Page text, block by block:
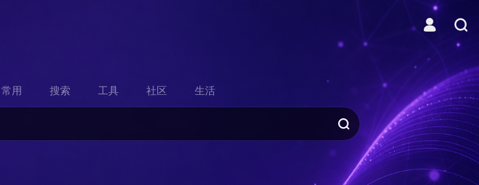
常用 搜索 工具 社区 生活